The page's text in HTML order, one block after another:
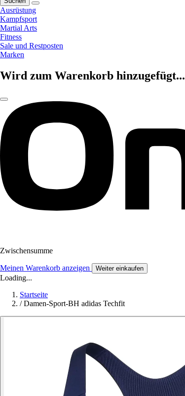
Ausrüstung
Kampfsport
Martial Arts
Fitness
Sale und Restposten
Marken
Wird zum Warenkorb hinzugefügt...
Zwischensumme
Meinen Warenkorb anzeigen Weiter einkaufen
Loading...
Startseite
/ Damen-Sport-BH adidas Techfit